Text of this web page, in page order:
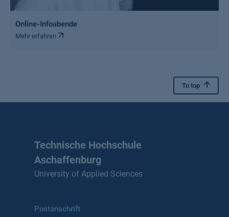
Online-Infoabende
Mehr erfahren
To top
Technische Hochschule
Aschaffenburg
University of Applied Sciences
Postanschrift